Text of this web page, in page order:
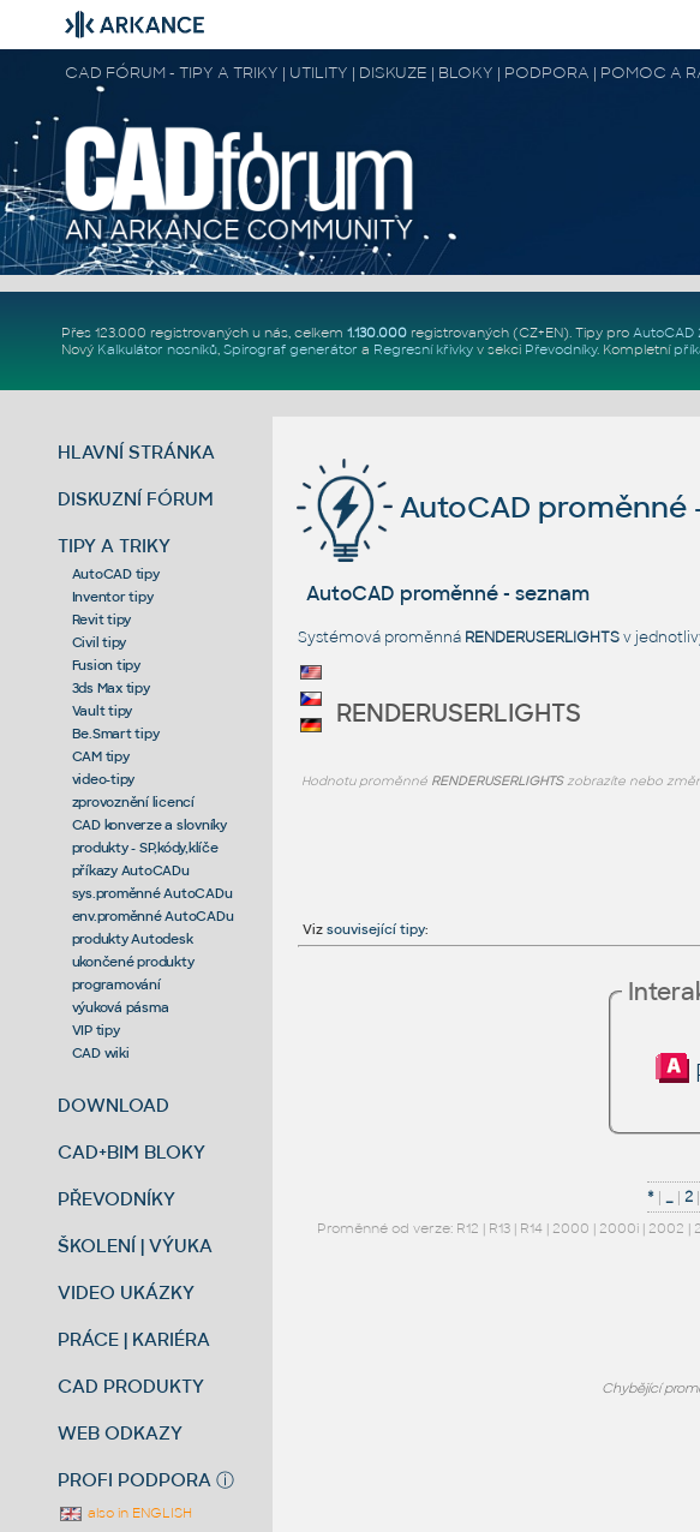
CAD FÓRUM - TIPY A TRIKY | UTILITY | DISKUZE | BLOKY | PODPORA | POMOC A
Přes 123.000 registrovaných u nás, celkem 1.130.000registrovaných (CZ+EN). Tipy pro AutoCAD
Nový Kalkulátor nosníků, Spirograf generátor a Regresní křivkyv sekci Převodníky. Kompletní
HLAVNÍ STRÁNKA
DISKUZNÍ FÓRUM
TIPY A TRIKY
AutoCAD tipy
Inventor tipy
Revit tipy
Civil tipy
Fusion tipy
3ds Max tipy
Vault tipy
Be.Smart tipy
CAM tipy
video-tipy
zprovoznění licencí
CAD konverze a slovníky
produkty - SP,kódy,klíče
příkazy AutoCADu
sys.proměnné AutoCADu
env.proměnné AutoCADu
produkty Autodesk
ukončené produkty
programování
výuková pásma
VIP tipy
CAD wiki
DOWNLOAD
CAD+BIM BLOKY
PŘEVODNÍKY
ŠKOLENÍ | VÝUKA
VIDEO UKÁZKY
PRÁCE | KARIÉRA
CAD PRODUKTY
WEB ODKAZY
PROFI PODPORA ⓘ
also in ENGLISH
AutoCAD proměnné -
AutoCAD proměnné - seznam
Systémová proměnná RENDERUSERLIGHTSv
RENDERUSERLIGHTS
Hodnotu proměnné RENDERUSERLIGHTSzobrazíte nebo
Viz související tipy:
* | _ |2
Proměnné od verze: R12 | R13| R14| 2000 | 2000i| 2002 |
Chybějící